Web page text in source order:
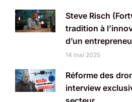
Steve Risch
tradition à
d’un
14 mai 2025
Réforme des
interview